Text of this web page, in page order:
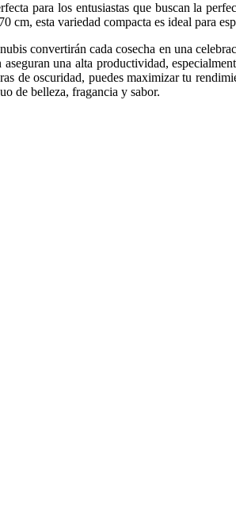
para los entusiastas que buscan la
cm, esta variedad compacta es ideal para
convertirán cada cosecha en una
una alta productividad,
de oscuridad, puedes maximizar tu
de belleza, fragancia y sabor.